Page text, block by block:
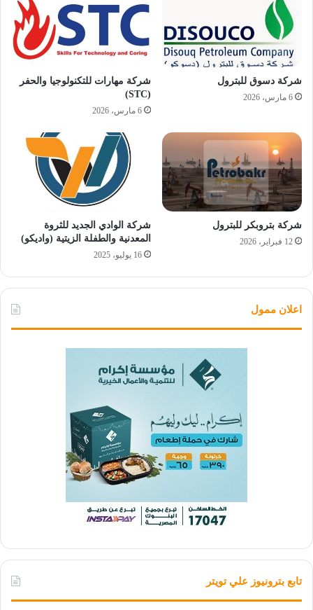
شركة دسوق للبترول
6 مارس، 2026
شركة مهارات للتكنولوجيا والحفر
(STC)
6 مارس، 2026
شركة بتروبكر للبترول
12 فبراير، 2026
شركة الوادي الجديد للثروة
المعدنية والطفلة الزيتية (واديكو)
16 يوليو، 2025
اعلان ممول
تابع بترونيوز علي تويتر